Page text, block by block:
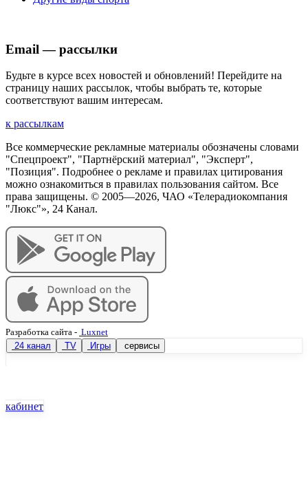
Email — рассылки
Будьте в курсе всех новостей и обновлений! Перейдите на
страницу наших рассылок, чтобы выбрать те, которые
соответствуют вашим интересам.
к рассылкам
Все коммерческие рекламные материалы обозначены словами
"Спецпроект", "Партнёрский материал", "Эксперт",
"Позиция". Подробнее о рекламе и правилах цитирования
можно ознакомиться в правилах пользования сайтом. Все
права защищены. © 2005—2026, ЧАО «Телерадиокомпания
"Люкс"», 24 Канал.
Разработка сайта - Luxnet
24 канал
TV Игры сервисы
кабинет